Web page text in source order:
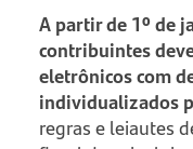
A partir de 1º de
contribuintes
eletrônicos com
individualizados
regras e leiautes